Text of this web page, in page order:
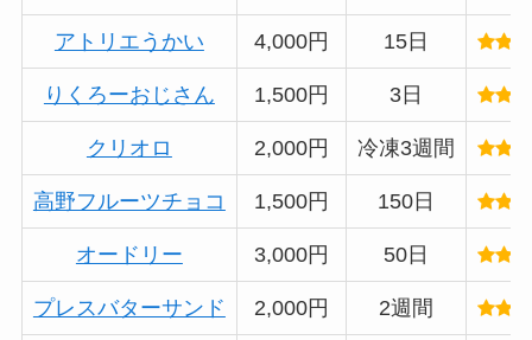
アトリエうかい 4,000円 15日
りくろーおじさん 1,500円 3日
クリオロ 2,000円 冷凍3週間
高野フルーツチョコ 1,500円 150日
オードリー 3,000円 50日
プレスバターサンド 2,000円 2週間